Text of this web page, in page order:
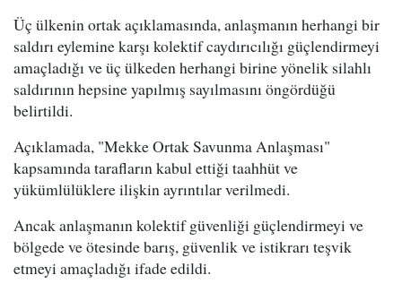
Üç ülkenin ortak açıklamasında, anlaşmanın herhangi bir
saldırı eylemine karşı kolektif caydırıcılığı güçlendirmeyi
amaçladığı ve üç ülkeden herhangi birine yönelik silahlı
saldırının hepsine yapılmış sayılmasını öngördüğü
belirtildi.
Açıklamada, "Mekke Ortak Savunma Anlaşması"
kapsamında tarafların kabul ettiği taahhüt ve
yükümlülüklere ilişkin ayrıntılar verilmedi.
Ancak anlaşmanın kolektif güvenliği güçlendirmeyi ve
bölgede ve ötesinde barış, güvenlik ve istikrarı teşvik
etmeyi amaçladığı ifade edildi.